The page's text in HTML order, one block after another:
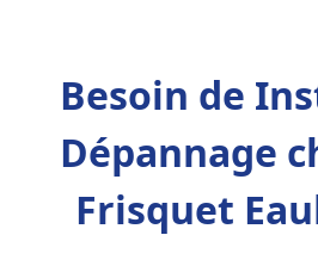
Besoin de
Dépannage
Frisquet